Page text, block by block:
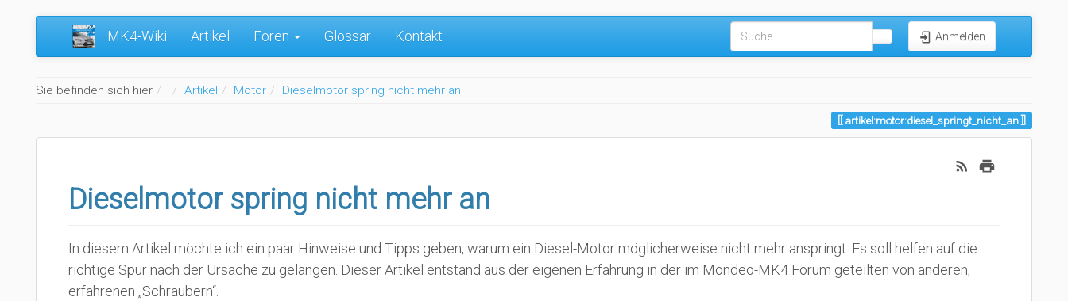
MK4-Wiki Artikel Foren Glossar Kontakt Anmelden
Sie befinden sich hier Home
Artikel Motor Dieselmotor spring nicht mehr an
artikel:motor:diesel_springt_nicht_an
Dieselmotor spring nicht mehr an
In diesem Artikel möchte ich ein paar Hinweise und Tipps geben, warum ein Diesel-Motor möglicherweise nicht mehr anspringt. Es soll helfen auf die
richtige Spur nach der Ursache zu gelangen. Dieser Artikel entstand aus der eigenen Erfahrung in der im Mondeo-MK4 Forum geteilten von anderen,
erfahrenen „Schraubern“.